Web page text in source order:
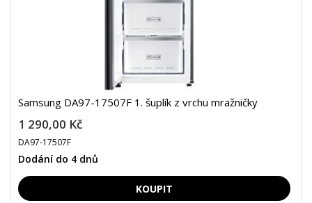
Samsung DA97-17507F 1. šuplík z vrchu mražničky
1 290,00 Kč
DA97-17507F
Dodání do 4 dnů